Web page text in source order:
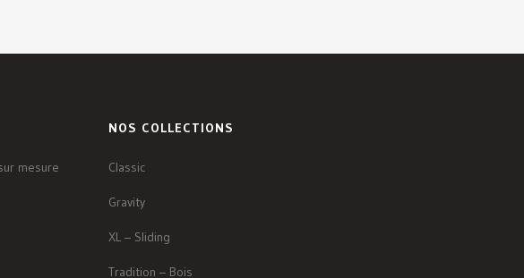
mesure
NOS COLLECTIONS
Classic
Gravity
XL – Sliding
Tradition – Bois